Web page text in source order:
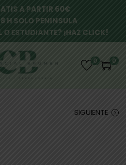
A PARTIR 60€
H SOLO PENINSULA
O ESTUDIANTE? ¡HAZ CLICK!
0 0
SIGUIENTE